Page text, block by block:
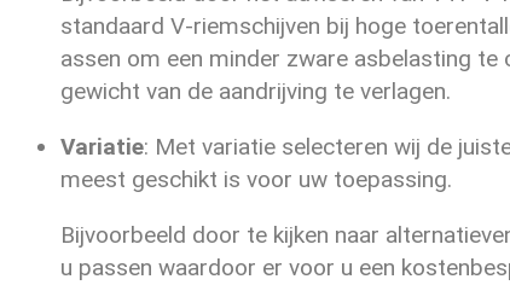
standaard V-riemschijven bij hoge
assen om een minder zware asbelasting te
gewicht van de aandrijving te verlagen.
Variatie: Met variatie selecteren wij de
meest geschikt is voor uw toepassing.
Bijvoorbeeld door te kijken naar
u passen waardoor er voor u een